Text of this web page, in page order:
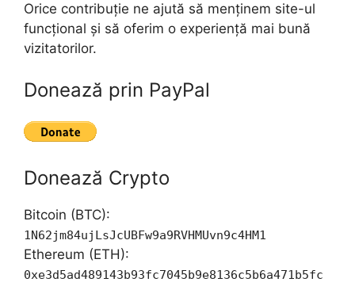
Orice contribuție ne ajută să menținem site-ul
funcțional și să oferim o experiență mai bună
vizitatorilor.
Donează prin PayPal
Donează Crypto
Bitcoin (BTC):
1N62jm84ujLsJcUBFw9a9RVHMUvn9c4HM1
Ethereum (ETH):
0xe3d5ad489143b93fc7045b9e8136c5b6a471b5fc